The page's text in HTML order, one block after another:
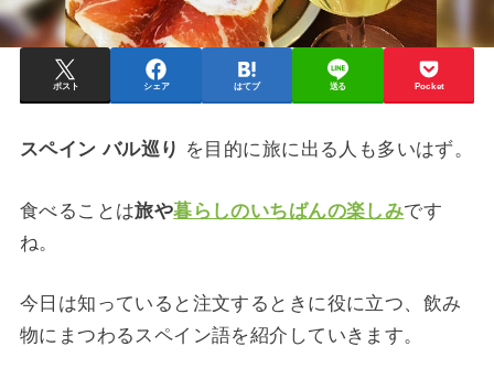
ポスト シェア はてブ 送る Pocket
スペイン バル巡り を目的に旅に出る人も多いはず。
食べることは旅や暮らしのいちばんの楽しみです
ね。
今日は知っていると注文するときに役に立つ、飲み
物にまつわるスペイン語を紹介していきます。